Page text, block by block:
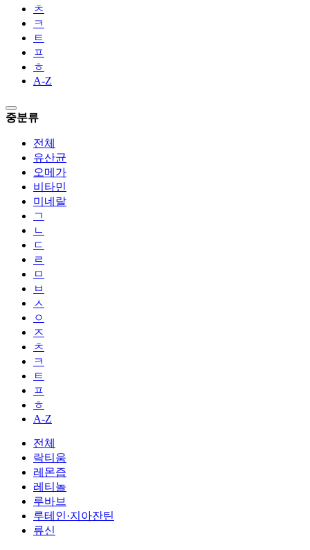
ㅊ
ㅋ
ㅌ
ㅍ
ㅎ
A-Z
중분류
전체
유산균
오메가
비타민
미네랄
ㄱ
ㄴ
ㄷ
ㄹ
ㅁ
ㅂ
ㅅ
ㅇ
ㅈ
ㅊ
ㅋ
ㅌ
ㅍ
ㅎ
A-Z
전체
락티움
레몬즙
레티놀
루바브
루테인·지아잔틴
류신